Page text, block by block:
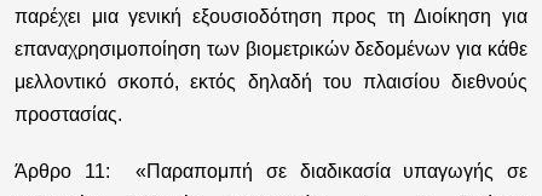
παρέχει μια γενική εξουσιοδότηση προς τη Διοίκηση για
επαναχρησιμοποίηση των βιομετρικών δεδομένων για κάθε
μελλοντικό σκοπό, εκτός δηλαδή του πλαισίου διεθνούς
προστασίας.
Άρθρο 11:
«Παραπομπή σε διαδικασία υπαγωγής σε